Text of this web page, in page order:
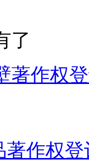
了
著作权
著作权